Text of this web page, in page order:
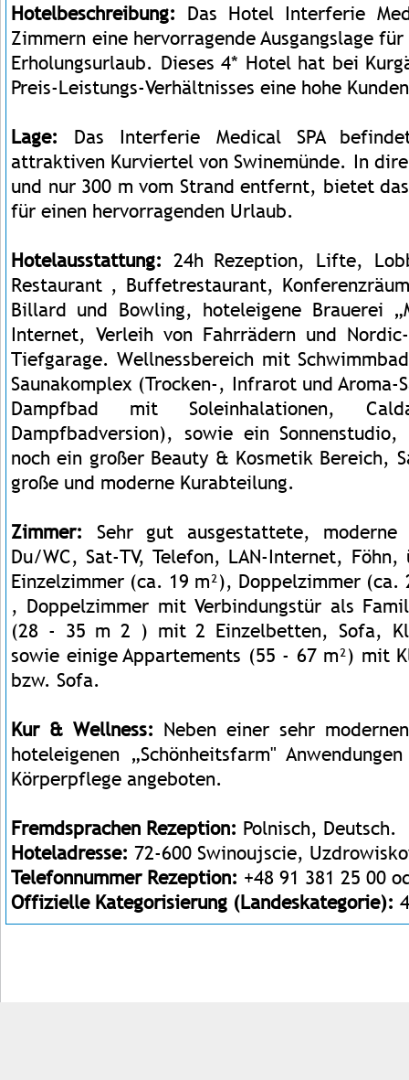
Hotelbeschreibung: Das Hotel Interferie
Zimmern eine hervorragende Ausgangslage
Erholungsurlaub. Dieses 4* Hotel hat bei
Preis-Leistungs-Verhältnisses eine hohe
Lage: Das Interferie Medical SPA
attraktiven Kurviertel von Swinemünde. In
und nur 300 m vom Strand entfernt, bietet
für einen hervorragenden Urlaub.
Hotelausstattung: 24h Rezeption, Lifte,
Restaurant , Buffetrestaurant,
Billard und Bowling, hoteleigene Brauerei
Internet, Verleih von Fahrrädern und
Tiefgarage. Wellnessbereich mit
Saunakomplex (Trocken-, Infrarot und Aroma-
Dampfbad mit Soleinhalationen,
Dampfbadversion), sowie ein Sonnenstudio,
noch ein großer Beauty & Kosmetik Bereich,
große und moderne Kurabteilung.
Zimmer: Sehr gut ausgestattete, moderne
Du/WC, Sat-TV, Telefon, LAN-Internet,
Einzelzimmer (ca. 19 m²), Doppelzimmer
, Doppelzimmer mit Verbindungstür als
(28 - 35 m 2 ) mit 2 Einzelbetten, Sofa,
sowie einige Appartements (55 - 67 m²) mit
bzw. Sofa.
Kur & Wellness: Neben einer sehr
hoteleigenen „Schönheitsfarm"
Körperpflege angeboten.
Fremdsprachen Rezeption: Polnisch, Deutsch.
Hoteladresse: 72-600 Swinoujscie,
Telefonnummer Rezeption: +48 91 381 25 00
Offizielle Kategorisierung (Landeskategorie):